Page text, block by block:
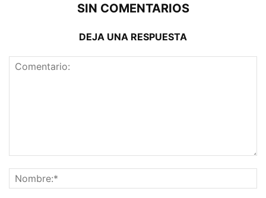
SIN COMENTARIOS
DEJA UNA RESPUESTA